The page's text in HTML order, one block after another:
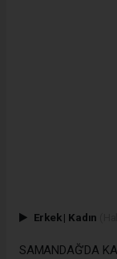
Erkek | Kadın
SAMANDAĞ’DA